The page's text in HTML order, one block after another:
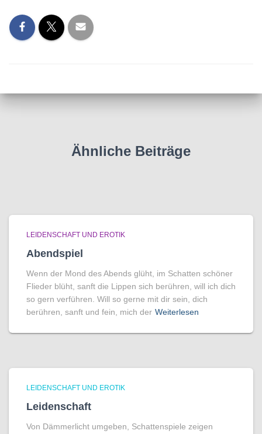
Ähnliche Beiträge
LEIDENSCHAFT UND EROTIK
Abendspiel
Wenn der Mond des Abends glüht, im Schatten schöner
Flieder blüht, sanft die Lippen sich berühren, will ich dich
so gern verführen. Will so gerne mit dir sein, dich
berühren, sanft und fein, mich der Weiterlesen
LEIDENSCHAFT UND EROTIK
Leidenschaft
Von Dämmerlicht umgeben, Schattenspiele zeigen